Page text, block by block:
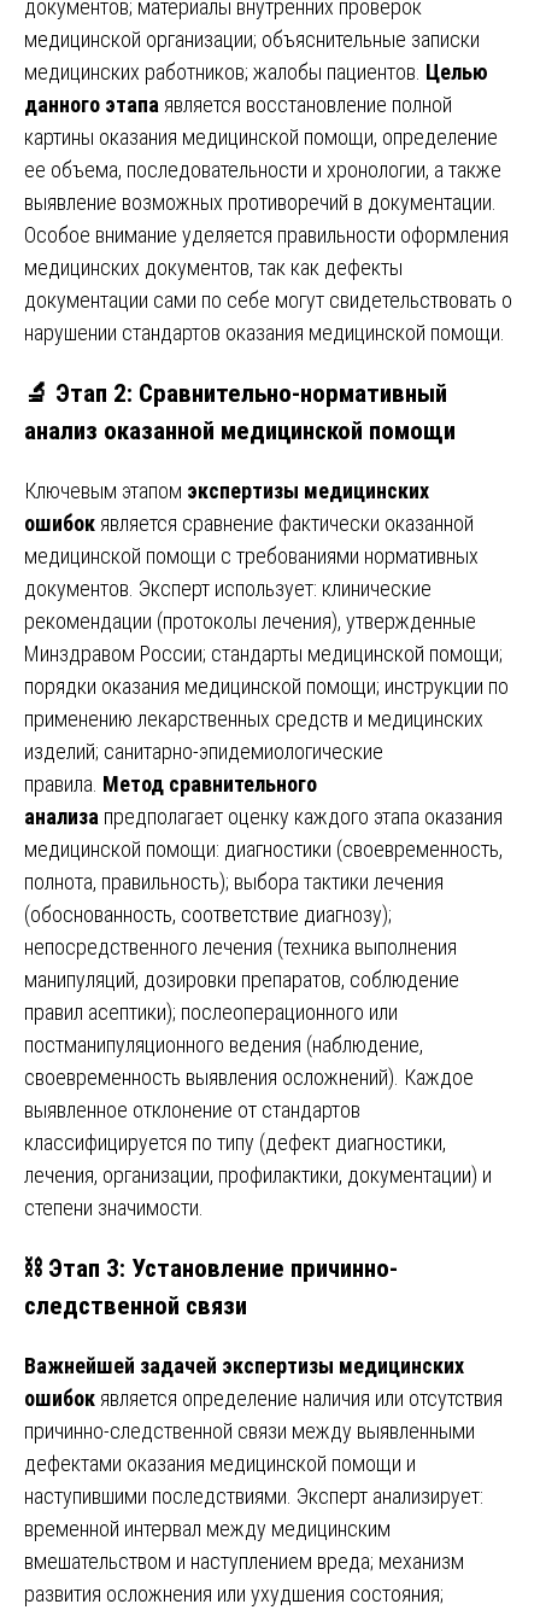
документов; материалы внутренних проверок
медицинской организации; объяснительные записки
медицинских работников; жалобы пациентов. Целью
данного этапа является восстановление полной
картины оказания медицинской помощи, определение
ее объема, последовательности и хронологии, а также
выявление возможных противоречий в документации.
Особое внимание уделяется правильности оформления
медицинских документов, так как дефекты
документации сами по себе могут свидетельствовать о
нарушении стандартов оказания медицинской помощи.
🔬 Этап 2: Сравнительно-нормативный
анализ оказанной медицинской помощи
Ключевым этапом экспертизы медицинских
ошибок является сравнение фактически оказанной
медицинской помощи с требованиями нормативных
документов. Эксперт использует: клинические
рекомендации (протоколы лечения), утвержденные
Минздравом России; стандарты медицинской помощи;
порядки оказания медицинской помощи; инструкции по
применению лекарственных средств и медицинских
изделий; санитарно-эпидемиологические
правила. Метод сравнительного
анализа предполагает оценку каждого этапа оказания
медицинской помощи: диагностики (своевременность,
полнота, правильность); выбора тактики лечения
(обоснованность, соответствие диагнозу);
непосредственного лечения (техника выполнения
манипуляций, дозировки препаратов, соблюдение
правил асептики); послеоперационного или
постманипуляционного ведения (наблюдение,
своевременность выявления осложнений). Каждое
выявленное отклонение от стандартов
классифицируется по типу (дефект диагностики,
лечения, организации, профилактики, документации) и
степени значимости.
⛓️ Этап 3: Установление причинно-
следственной связи
Важнейшей задачей экспертизы медицинских
ошибок является определение наличия или отсутствия
причинно-следственной связи между выявленными
дефектами оказания медицинской помощи и
наступившими последствиями. Эксперт анализирует:
временной интервал между медицинским
вмешательством и наступлением вреда; механизм
развития осложнения или ухудшения состояния;